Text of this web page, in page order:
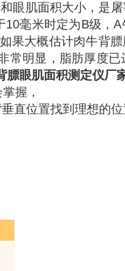
眼肌面积大小，是
毫米时定为B级，
如果大概估计肉牛背
常明显，脂肪厚度
膘眼肌面积测定仪厂
握，
直位置找到理想的